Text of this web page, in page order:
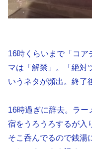
16時くらいまで「コア
マは「解禁」。「絶対
いうネタが頻出。終了
16時過ぎに辞去。ラー
宿をうろうろするが入
そこ呑んでるので銭湯